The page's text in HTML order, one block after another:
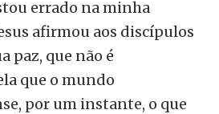
errado na minha
afirmou aos discípulos
paz, que não é
que o mundo
por um instante, o que